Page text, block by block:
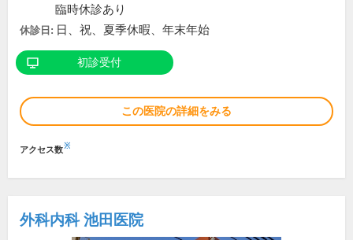
臨時休診あり
休診日: 日、祝、夏季休暇、年末年始
初診受付
この医院の詳細をみる
アクセス数※
外科内科 池田医院